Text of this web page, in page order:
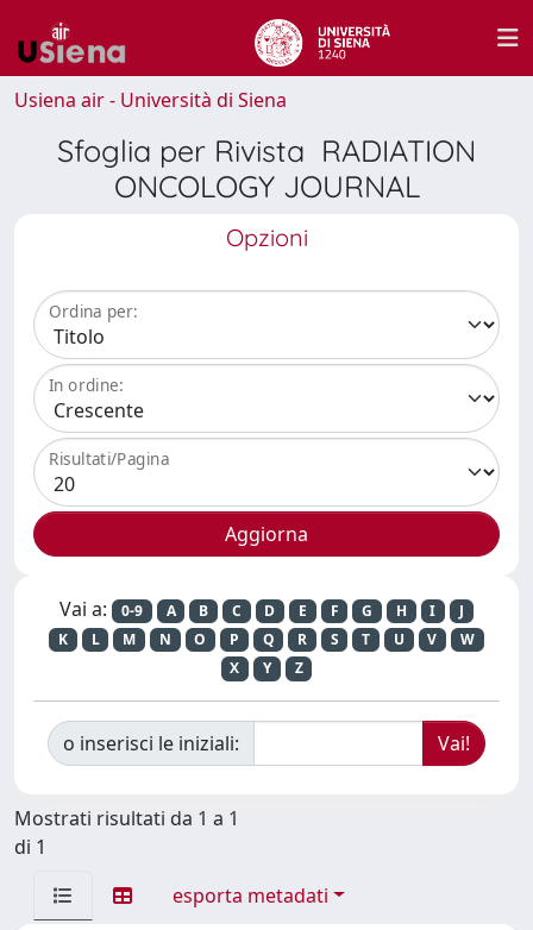
Usiena air - Università di Siena
Sfoglia per Rivista RADIATION
ONCOLOGY JOURNAL
Opzioni
Ordina per:
In ordine:
Risultati/Pagina
Vai a: 0-9 A B C D E F G H I
J
K
L M N O P Q R S T U V
W
X
Y Z
o inserisci le iniziali:
Mostrati risultati da 1 a 1
di 1
esporta metadati